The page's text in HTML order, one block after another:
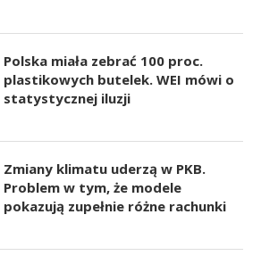
Polska miała zebrać 100 proc.
plastikowych butelek. WEI mówi o
statystycznej iluzji
Zmiany klimatu uderzą w PKB.
Problem w tym, że modele
pokazują zupełnie różne rachunki